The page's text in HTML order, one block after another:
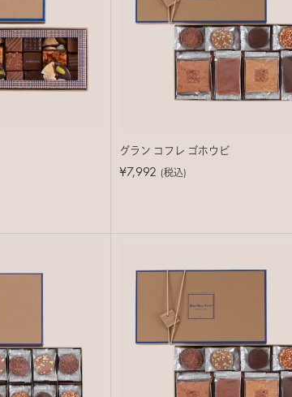
グラン コフレ ゴホウビ
¥7,992 (税込)